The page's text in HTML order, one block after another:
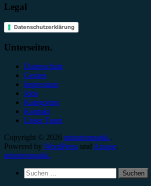
Legal
Datenschutzerklärung
Unterseiten.
Datenschutz
Genres
Impressum
Jobs
Kategorien
Kontakt
Unser Team
Copyright © 2026 minutenmusik..
Powered by WordPress und Arouse.
minutenmusik.
Suchen
nach: